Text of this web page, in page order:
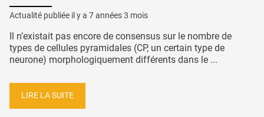
Actualité publiée il y a 7 années 3 mois
Il n’existait pas encore de consensus sur le nombre de
types de cellules pyramidales (CP, un certain type de
neurone) morphologiquement différents dans le ...
LIRE LA SUITE